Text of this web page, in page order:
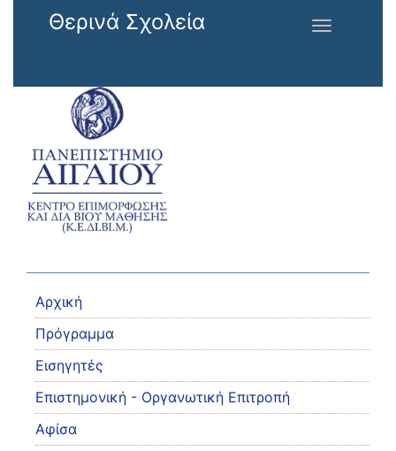
Παράκαμψη προς το κυρίως περιεχόμενο
Θερινά Σχολεία
Toggle
Αρχική
Πρόγραμμα
Εισηγητές
Eπιστημονική - Οργανωτική Επιτροπή
Αφίσα